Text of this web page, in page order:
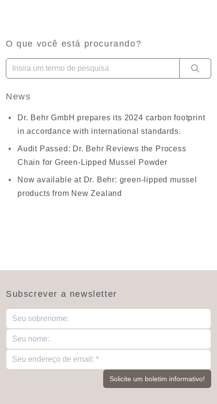
O que você está procurando?
Quando estiverem disponíveis resultados de
News
Dr. Behr GmbH prepares its 2024 carbon footprint
in accordance with international standards.
Audit Passed: Dr. Behr Reviews the Process
Chain for Green-Lipped Mussel Powder
Now available at Dr. Behr: green-lipped mussel
products from New Zealand
Subscrever a newsletter